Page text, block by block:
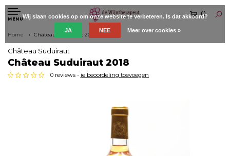
MENU
0
Home Château Suduiraut 2018
Château Suduiraut
Château Suduiraut 2018
0 reviews - je beoordeling toevoegen
Wij slaan cookies op om onze website te verbeteren. Is dat akkoord?
JA NEE Meer over cookies »